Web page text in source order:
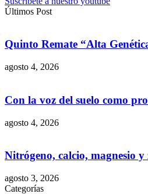
Últimos Post
Quinto Remate “Alta
agosto 4, 2026
Con la voz del suelo como
agosto 4, 2026
Nitrógeno, calcio, magnesio
agosto 3, 2026
Categorías